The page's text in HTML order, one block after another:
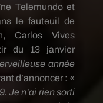
Telemundo et
le fauteuil de
, Carlos Vives
du 13 janvier
année
d’annoncer : «
Je n’ai rien sorti